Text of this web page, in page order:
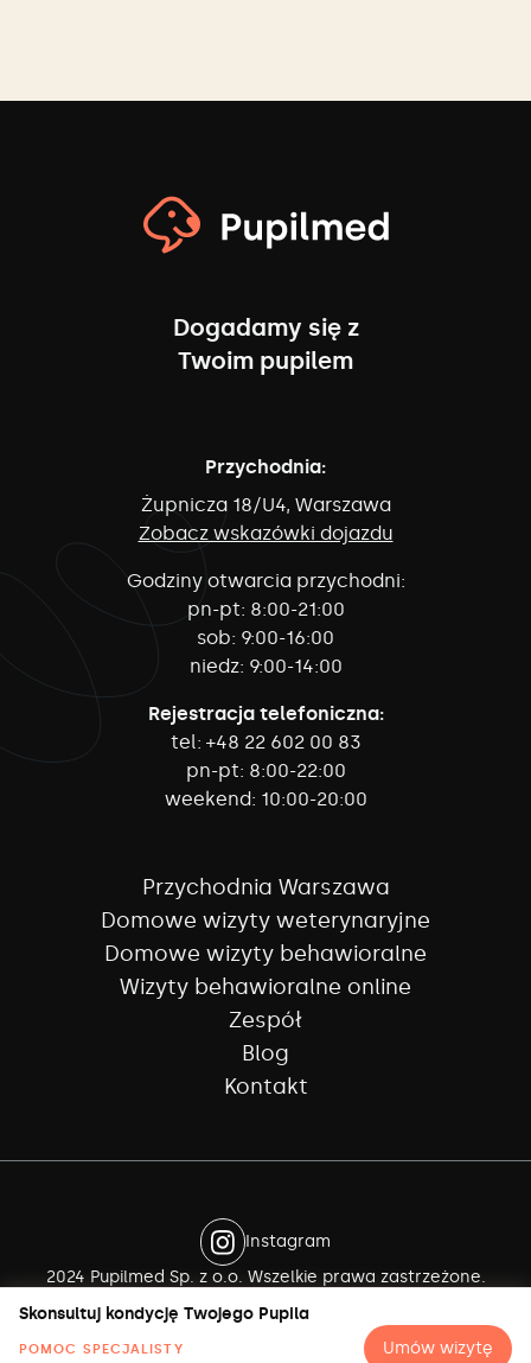
Skonsultuj kondycję Twojego Pupila
POMOC SPECJALISTY Umów wizytę
Dogadamy się z
Twoim pupilem
Przychodnia:
Żupnicza 18/U4, Warszawa
Zobacz wskazówki dojazdu
Godziny otwarcia przychodni:
pn-pt: 8:00-21:00
sob: 9:00-16:00
niedz: 9:00-14:00
Rejestracja telefoniczna:
tel: +48 22 602 00 83
pn-pt: 8:00-22:00
weekend: 10:00-20:00
Przychodnia Warszawa
Domowe wizyty weterynaryjne
Domowe wizyty behawioralne
Wizyty behawioralne online
Zespół
Blog
Kontakt
Instagram
2024 Pupilmed Sp. z o.o. Wszelkie prawa zastrzeżone.
Regulamin